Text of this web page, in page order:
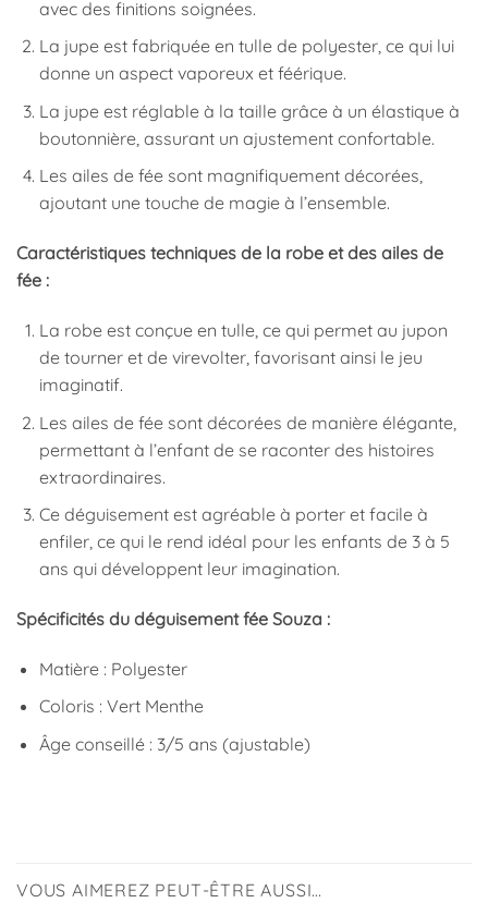
avec des finitions soignées.
La jupe est fabriquée en tulle de polyester, ce qui lui
donne un aspect vaporeux et féérique.
La jupe est réglable à la taille grâce à un élastique à
boutonnière, assurant un ajustement confortable.
Les ailes de fée sont magnifiquement décorées,
ajoutant une touche de magie à l’ensemble.
Caractéristiques techniques de la robe et des ailes de
fée :
La robe est conçue en tulle, ce qui permet au jupon
de tourner et de virevolter, favorisant ainsi le jeu
imaginatif.
Les ailes de fée sont décorées de manière élégante,
permettant à l’enfant de se raconter des histoires
extraordinaires.
Ce déguisement est agréable à porter et facile à
enfiler, ce qui le rend idéal pour les enfants de 3 à 5
ans qui développent leur imagination.
Spécificités du déguisement fée Souza :
Matière : Polyester
Coloris : Vert Menthe
Âge conseillé : 3/5 ans (ajustable)
VOUS AIMEREZ PEUT-ÊTRE AUSSI…